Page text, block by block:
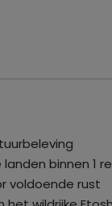
binnen 1
voldoende rust